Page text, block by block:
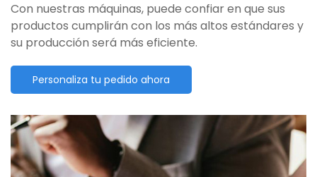
Con nuestras máquinas, puede confiar en que sus
productos cumplirán con los más altos estándares y
su producción será más eficiente.
Personaliza tu pedido ahora